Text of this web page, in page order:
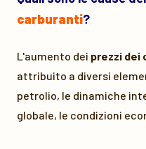
carburanti?
L'aumento dei prezzi dei
attribuito a diversi
petrolio, le dinamiche
globale, le condizioni